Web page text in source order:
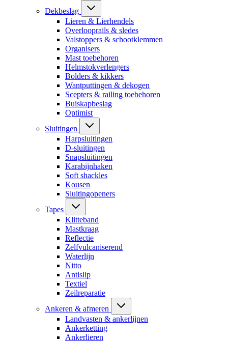
Dekbeslag
Lieren & Lierhendels
Overlooprails & sledes
Valstoppers & schootklemmen
Organisers
Mast toebehoren
Helmstokverlengers
Bolders & kikkers
Wantputtingen & dekogen
Scepters & railing toebehoren
Buiskapbeslag
Optimist
Sluitingen
Harpsluitingen
D-sluitingen
Snapsluitingen
Karabijnhaken
Soft shackles
Kousen
Sluitingopeners
Tapes
Klitteband
Mastkraag
Reflectie
Zelfvulcaniserend
Waterlijn
Nitto
Antislip
Textiel
Zeilreparatie
Ankeren & afmeren
Landvasten & ankerlijnen
Ankerketting
Ankerlieren